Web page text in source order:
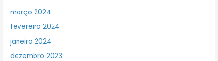
março 2024
fevereiro 2024
janeiro 2024
dezembro 2023